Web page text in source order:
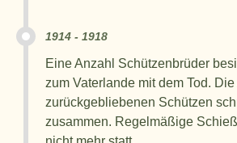
1914 - 1918
Eine Anzahl Schützenbrüder
zum Vaterlande mit dem Tod.
zurückgebliebenen Schützen
zusammen. Regelmäßige